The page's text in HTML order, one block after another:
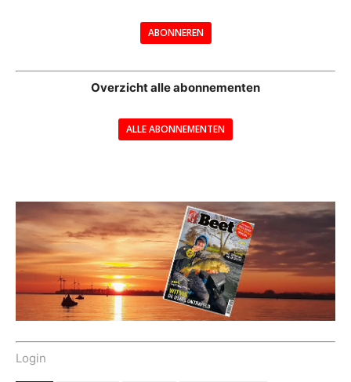
ABONNEREN
Overzicht alle abonnementen
ALLE ABONNEMENTEN
Login